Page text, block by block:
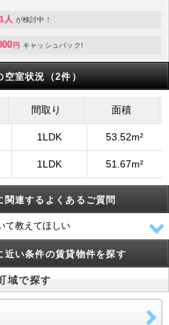
1人 が検討中！
円 キャッシュバック!
室状況（2件）
間取り 面積
1LDK 53.52m²
1LDK 51.67m²
連するよくあるご質問
て教えてほしい
い条件の賃貸物件を探す
域で探す